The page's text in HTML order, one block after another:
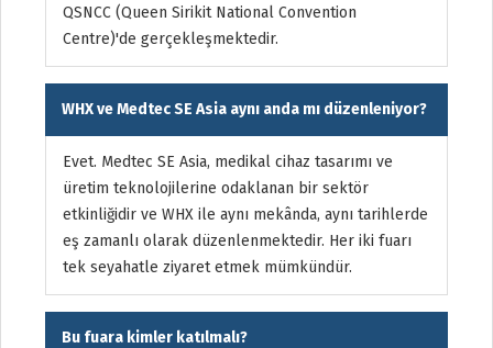
QSNCC (Queen Sirikit National Convention
Centre)'de gerçekleşmektedir.
WHX ve Medtec SE Asia aynı anda mı düzenleniyor?
Evet. Medtec SE Asia, medikal cihaz tasarımı ve
üretim teknolojilerine odaklanan bir sektör
etkinliğidir ve WHX ile aynı mekânda, aynı tarihlerde
eş zamanlı olarak düzenlenmektedir. Her iki fuarı
tek seyahatle ziyaret etmek mümkündür.
Bu fuara kimler katılmalı?